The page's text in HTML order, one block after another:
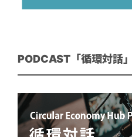
PODCAST「循環対話